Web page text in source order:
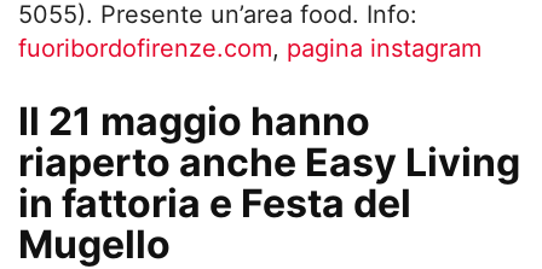
5055). Presente un’area food. Info:
fuoribordofirenze.com, pagina instagram
Il 21 maggio hanno
riaperto anche Easy Living
in fattoria e Festa del
Mugello